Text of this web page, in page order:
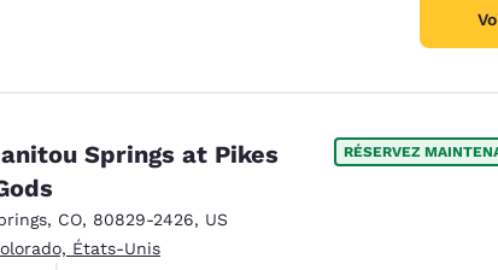
New Zealand
Springs at Pikes
, CO, 80829-2426, US
États-Unis
RÉSERVEZ